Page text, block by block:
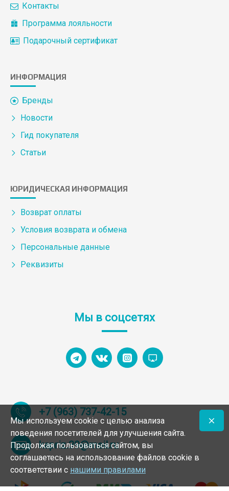
Контакты
Программа лояльности
Подарочный сертификат
ИНФОРМАЦИЯ
Бренды
Новости
Гид покупателя
Статьи
ЮРИДИЧЕСКАЯ ИНФОРМАЦИЯ
Возврат оплаты
Условия возврата и обмена
Персональные данные
Реквизиты
Мы в соцсетях
+7 (963) 737-42-15
kapriz.39@mail.ru
Мы используем cookie с целью анализа
поведения посетителей для улучшения сайта.
Продолжая пользоваться сайтом, вы
соглашаетесь на использование файлов cookie в
соответствии с нашими правилами